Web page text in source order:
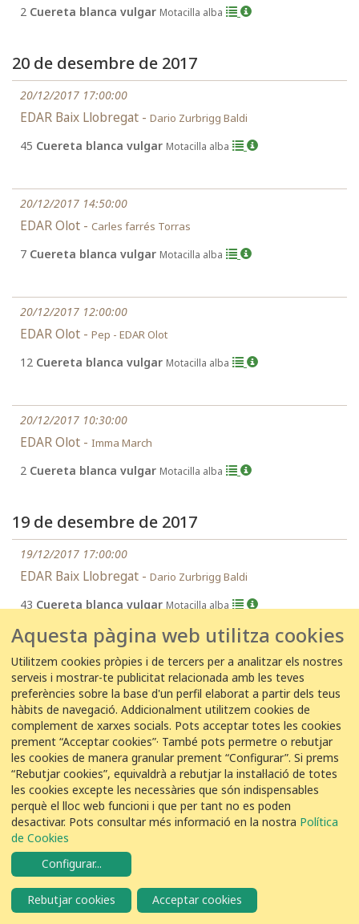
2 Cuereta blanca vulgar Motacilla alba
20 de desembre de 2017
20/12/2017 17:00:00
EDAR Baix Llobregat - Dario Zurbrigg Baldi
45 Cuereta blanca vulgar Motacilla alba
20/12/2017 14:50:00
EDAR Olot - Carles farrés Torras
7 Cuereta blanca vulgar Motacilla alba
20/12/2017 12:00:00
EDAR Olot - Pep - EDAR Olot
12 Cuereta blanca vulgar Motacilla alba
20/12/2017 10:30:00
EDAR Olot - Imma March
2 Cuereta blanca vulgar Motacilla alba
19 de desembre de 2017
19/12/2017 17:00:00
EDAR Baix Llobregat - Dario Zurbrigg Baldi
43 Cuereta blanca vulgar Motacilla alba
19/12/2017 15:00:00
EDAR Olot -Carles farrés Torras
10Cuereta blanca vulgar Motacilla alba
19/12/2017 13:00:00
EDAR Olot -Pep - EDAR Olot
9Cuereta blanca vulgar Motacilla alba
19/12/2017 12:50:00
EDAR Blanes -Juan Rodríguez Pueyo
Aquesta pàgina web utilitza cookies
Utilitzem cookies pròpies i de tercers per a analitzar els nostres
serveis i mostrar-te publicitat relacionada amb les teves
preferències sobre la base d'un perfil elaborat a partir dels teus
hàbits de navegació. Addicionalment utilitzem cookies de
complement de xarxes socials. Pots acceptar totes les cookies
prement “Acceptar cookies”· També pots permetre o rebutjar
les cookies de manera granular prement “Configurar”. Si prems
“Rebutjar cookies”, equivaldrà a rebutjar la instal·lació de totes
les cookies excepte les necessàries que són indispensables
perquè el lloc web funcioni i que per tant no es poden
desactivar. Pots consultar més informació en la nostra Política
de Cookies
Configurar...
Rebutjar cookies Acceptar cookies